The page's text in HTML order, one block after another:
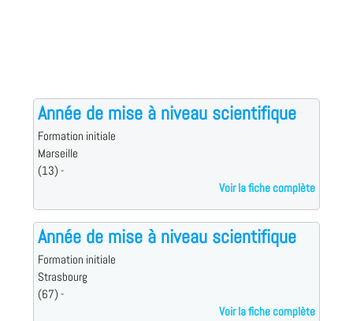
Année de mise à niveau scientifique
Formation initiale
Marseille
(13) -
Voir la fiche complète
Année de mise à niveau scientifique
Formation initiale
Strasbourg
(67) -
Voir la fiche complète